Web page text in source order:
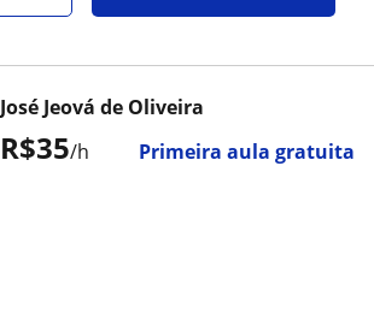
R$35/h Primeira aula gratuita
José Jeová de Oliveira